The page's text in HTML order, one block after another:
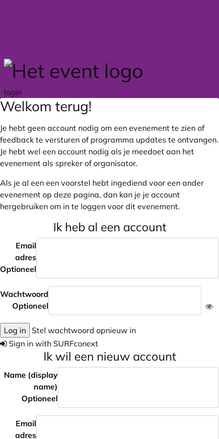
login
Welkom terug!
Je hebt geen account nodig om een evenement te zien of
feedback te versturen of programma updates te ontvangen.
Je hebt wel een account nodig als je meedoet aan het
evenement als spreker of organisator.
Als je al een een voorstel hebt ingediend voor een ander
evenement op deze pagina, dan kan je je account
hergebruiken om in te loggen voor dit evenement.
Ik heb al een account
Email
adres
Optioneel
Wachtwoord
Optioneel
Log in
Stel wachtwoord opnieuw in
Sign in with SURFconext
Ik wil een nieuw account
Name (display
name)
Optioneel
Email
adres